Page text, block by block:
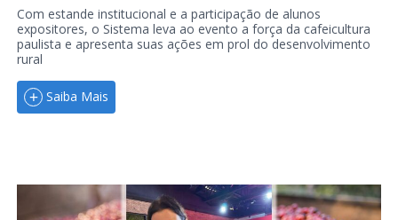
Com estande institucional e a participação de alunos
expositores, o Sistema leva ao evento a força da cafeicultura
paulista e apresenta suas ações em prol do desenvolvimento
rural
Saiba Mais